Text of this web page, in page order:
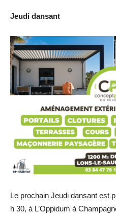
Jeudi dansant
Le prochain Jeudi dansant est
h 30, à L’Oppidum à